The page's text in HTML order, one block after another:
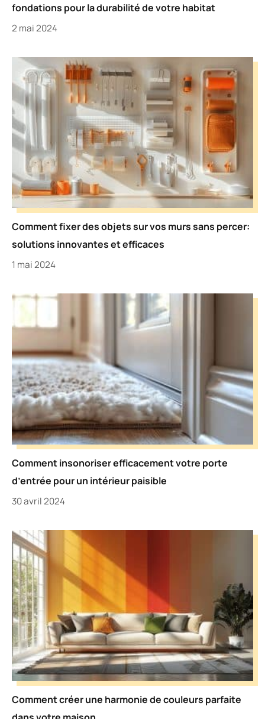
fondations pour la durabilité de votre habitat
2 mai 2024
Comment fixer des objets sur vos murs sans percer:
solutions innovantes et efficaces
1 mai 2024
Comment insonoriser efficacement votre porte
d’entrée pour un intérieur paisible
30 avril 2024
Comment créer une harmonie de couleurs parfaite